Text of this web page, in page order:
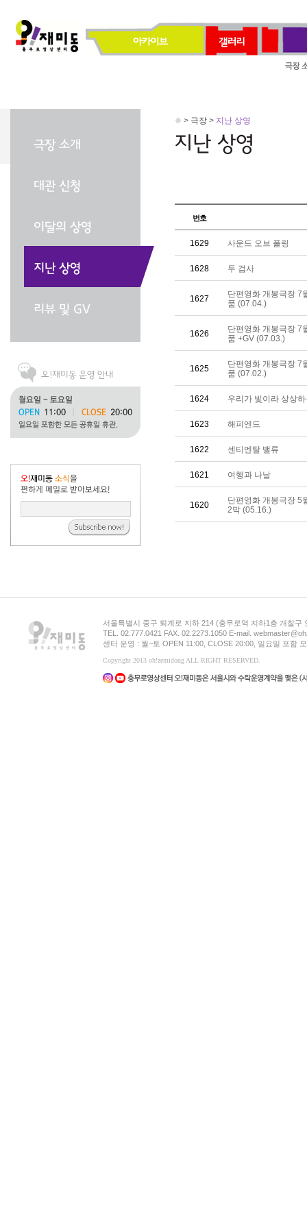
> 극장 > 지난 상영
번호
1629 사운드 오브 폴링
1628 두 검사
1627
단편영화 개봉극장 7
품 (07.04.)
1626
단편영화 개봉극장 7
품 +GV (07.03.)
1625
단편영화 개봉극장 7
품 (07.02.)
1624 우리가 빛이라 상상
1623 해피엔드
1622 센티멘탈 밸류
1621 여행과 나날
1620
단편영화 개봉극장 5
2막 (05.16.)
서울특별시 중구 퇴계로 지하 214 (충무로역 지하1층 개찰구
TEL. 02.777.0421 FAX. 02.2273.1050 E-mail.
센터 운영 : 월~토 OPEN 11:00, CLOSE 20:00, 일요일 포함
Copyright 2013 oh!zemidong ALL RIGHT RESERVED.